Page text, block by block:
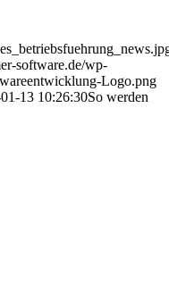
software.de/wp-
Logo.png
13 10:26:30So werden